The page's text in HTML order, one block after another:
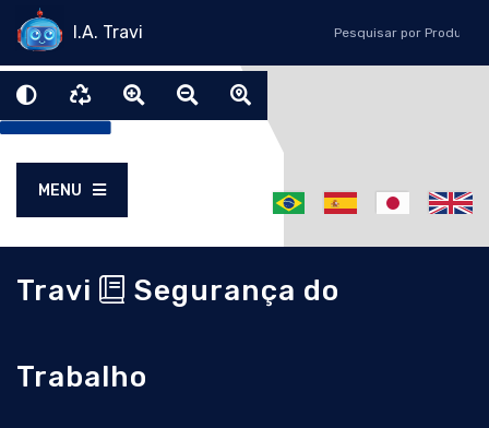
I.A. Travi
MENU
Travi Segurança do
Trabalho